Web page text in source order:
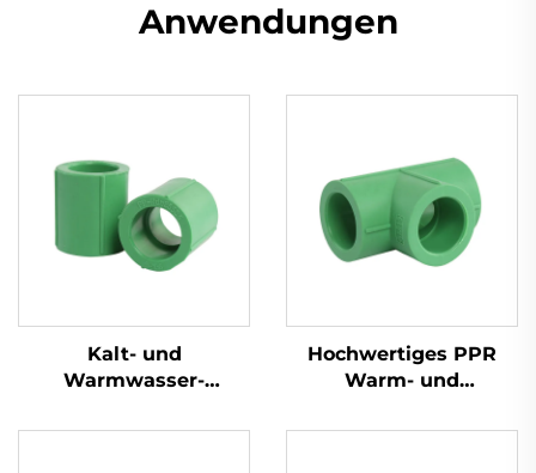
Anwendungen
Kalt- und
Warmwasser-
PPR-Rohr-Buchse
Hochwertiges PPR
Warm- und
T-Stück